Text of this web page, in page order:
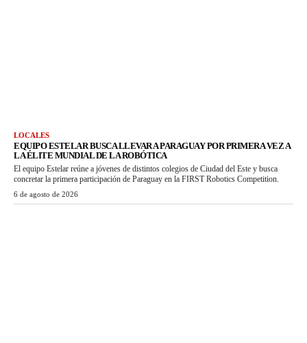
LOCALES
EQUIPO ESTELAR BUSCA LLEVAR A PARAGUAY POR PRIMERA VEZ A
LA ÉLITE MUNDIAL DE LA ROBÓTICA
El equipo Estelar reúne a jóvenes de distintos colegios de Ciudad del Este y busca
concretar la primera participación de Paraguay en la FIRST Robotics Competition.
6 de agosto de 2026